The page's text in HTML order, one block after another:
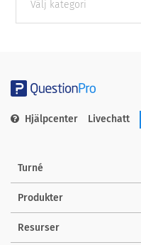
categories
Hjälpcenter Livechatt
Turné
Produkter
Resurser